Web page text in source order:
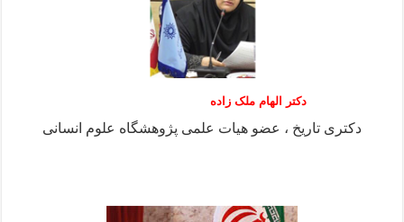
دکتر الهام ملک زاده
دکتری تاریخ ، عضو هیات علمی پژوهشگاه علوم انسانی